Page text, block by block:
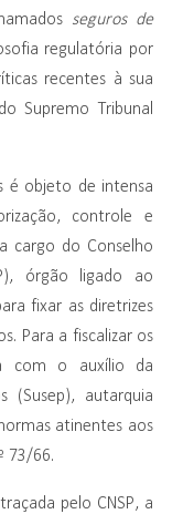
seguros de
regulatória por
recentes à sua
Supremo Tribunal
é objeto de intensa
controle e
cargo do Conselho
órgão ligado ao
fixar as diretrizes
Para a fiscalizar os
com o auxílio da
(Susep), autarquia
atinentes aos
73/66.
pelo CNSP, a